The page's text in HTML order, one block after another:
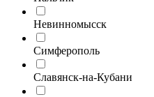
Невинномысск
Симферополь
Славянск-на-Кубани